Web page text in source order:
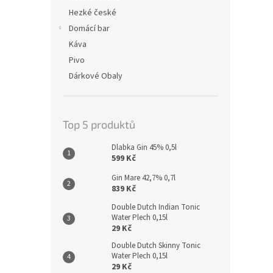
Hezké české
Domácí bar
Káva
Pivo
Dárkové Obaly
Top 5 produktů
Dlabka Gin 45% 0,5l
599 Kč
Gin Mare 42,7% 0,7l
839 Kč
Double Dutch Indian Tonic
Water Plech 0,15l
29 Kč
Double Dutch Skinny Tonic
Water Plech 0,15l
29 Kč